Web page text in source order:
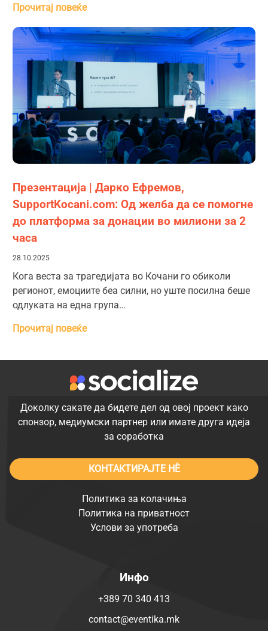
Прочитај повеќе
Презентација | Дарко Ефремов,
SupportKocani.com: Од желба да се помогне
до платформа за донации во милиони за 2
часа
28.10.2025
Кога веста за трагедијата во Кочани го обиколи
регионот, емоциите беа силни, но уште посилна беше
одлуката на една група…
Прочитај повеќе
Доколку сакате да бидете дел од овој проект како
спонзор, медиумски партнер или имате друга идеја
за соработка
КОНТАКТИРАЈТЕ НÈ
Политика за колачиња
Политика на приватност
Услови за употреба
Инфо
+389 70 340 413
contact@eventika.mk